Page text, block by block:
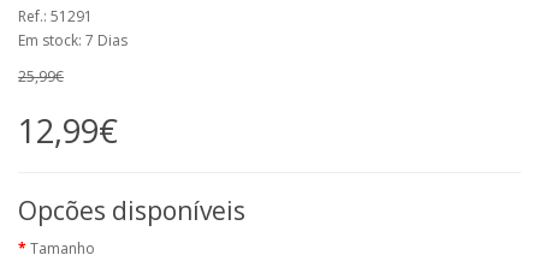
Ref.: 51291
Em stock: 7 Dias
25,99€
12,99€
Opcões disponíveis
Tamanho